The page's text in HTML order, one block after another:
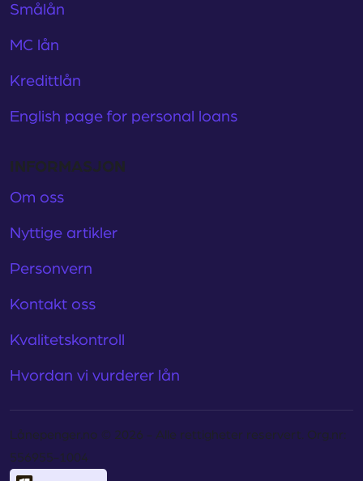
Smålån
MC lån
Kredittlån
English page for personal loans
INFORMASJON
Om oss
Nyttige artikler
Personvern
Kontakt oss
Kvalitetskontroll
Hvordan vi vurderer lån
Lånepenger.no © 2026 - Alle rettigheter reservert. Org.nr:
556955-1004